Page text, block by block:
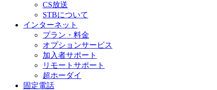
CS放送
STBについて
インターネット
プラン・料金
オプションサービス
加入者サポート
リモートサポート
超ホーダイ
固定電話